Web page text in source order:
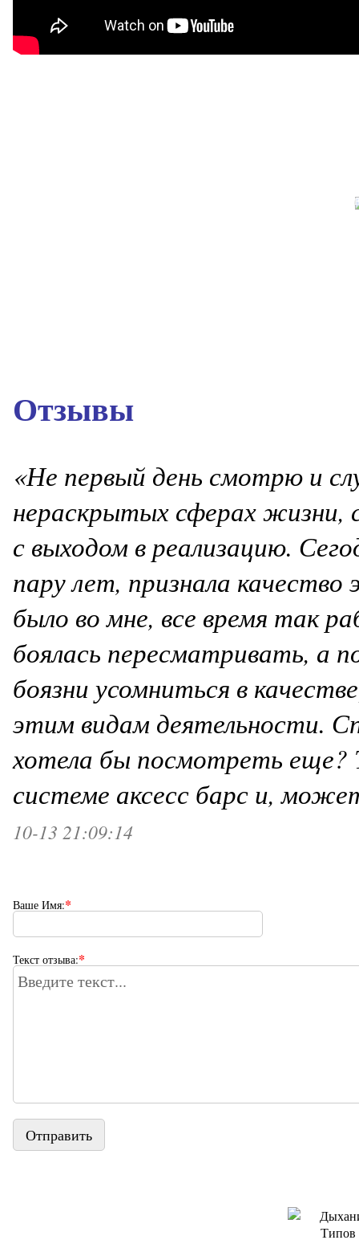
Отзывы
«Не первый день смотрю и
нераскрытых сферах жизни,
с выходом в реализацию.
пару лет, признала
было во мне, все время так
боялась пересматривать, а
боязни усомниться в
этим видам деятельности.
хотела бы посмотреть еще?
системе аксесс барс и,
10-13 21:09:14
Ваше Имя:*
Текст отзыва:*
Отправить